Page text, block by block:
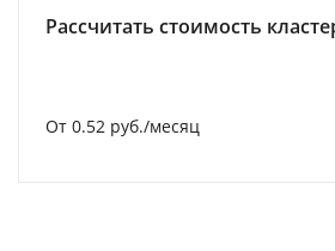
Рассчитать стоимость
От 0.52 руб./месяц